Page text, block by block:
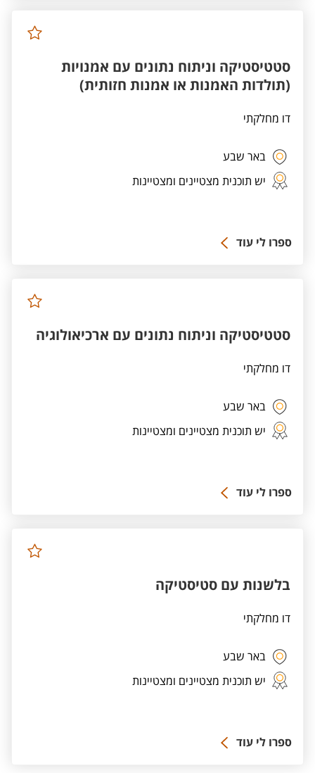
סטטיסטיקה וניתוח נתונים עם אמנויות
(תולדות האמנות או אמנות חזותית)
דו מחלקתי
באר שבע
יש תוכנית מצטיינים ומצטיינות
ספרו לי עוד
סטטיסטיקה וניתוח נתונים עם ארכיאולוגיה
דו מחלקתי
באר שבע
יש תוכנית מצטיינים ומצטיינות
ספרו לי עוד
בלשנות עם סטיסטיקה
דו מחלקתי
באר שבע
יש תוכנית מצטיינים ומצטיינות
ספרו לי עוד